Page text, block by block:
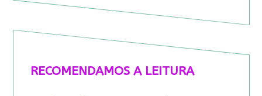
RECOMENDAMOS A LEITURA